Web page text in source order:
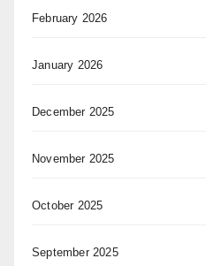
February 2026
January 2026
December 2025
November 2025
October 2025
September 2025